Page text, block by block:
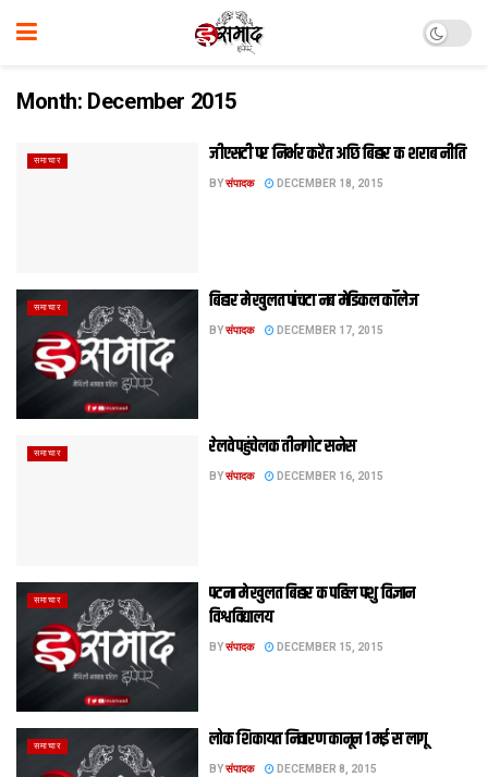
Month: December 2015
समाचार जीएसटी पर निर्भर करैत अछि बिहार क शराब नीति
BYसंपादक DECEMBER 18, 2015
समाचार बिहार मे खुलत पांचटा नब मेडिकल कॉलेज
BYसंपादक DECEMBER 17, 2015
समाचार रेलवे पहुंचेलक तीनगोट सनेस
BYसंपादक DECEMBER 16, 2015
समाचार
पटना मे खुलत बिहार क पहिल पशु विज्ञान
विश्वविद्यालय
BYसंपादक DECEMBER 15, 2015
समाचार लोक शिकायत निवारण कानून 1 मई स लागू
BYसंपादक DECEMBER 8, 2015